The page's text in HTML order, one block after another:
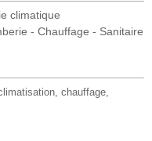
climatique
- Chauffage - Sanitaire
chauffage,